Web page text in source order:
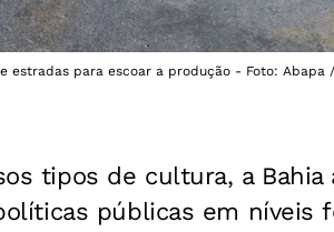
estradas para escoar a produção - Foto: Abapa
tipos de cultura, a Bahia
públicas em níveis